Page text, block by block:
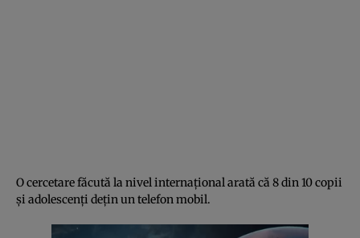
O cercetare făcută la nivel internaţional arată că 8 din 10 copii
şi adolescenţi deţin un telefon mobil.